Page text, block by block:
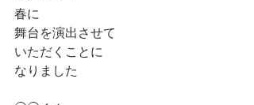
春に
舞台を演出させて
いただくことに
なりました